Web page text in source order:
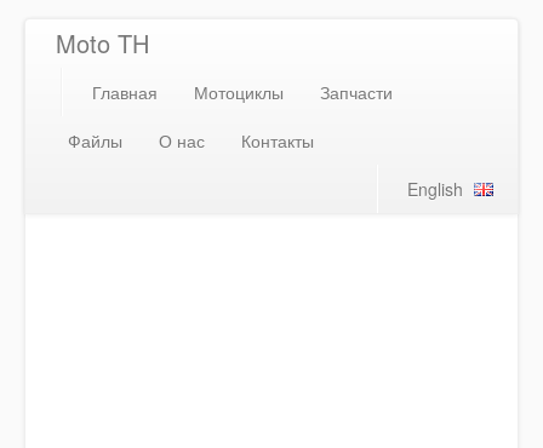
Moto TH
Главная Мотоциклы
Запчасти
Файлы
О нас
Контакты
English